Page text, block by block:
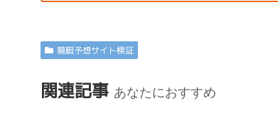
競艇予想サイト検証
関連記事 あなたにおすすめ